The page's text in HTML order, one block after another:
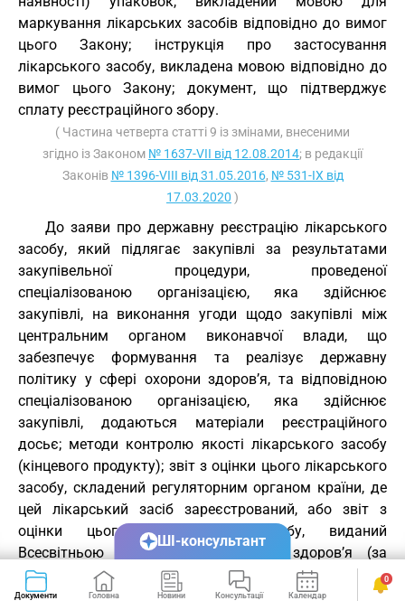
маркування лікарських засобів відповідно до вимог
цього Закону; інструкція про застосування
лікарського засобу, викладена мовою відповідно до
вимог цього Закону; документ, що підтверджує
сплату реєстраційного збору.
( Частина четверта статті 9 із змінами, внесеними
згідно із Законом № 1637-VII від 12.08.2014; в редакції
Законів № 1396-VIII від 31.05.2016, № 531-IX від
17.03.2020 )
До заяви про державну реєстрацію лікарського
засобу, який підлягає закупівлі за результатами
закупівельної процедури, проведеної
спеціалізованою організацією, яка здійснює
закупівлі, на виконання угоди щодо закупівлі між
центральним органом виконавчої влади, що
забезпечує формування та реалізує державну
політику у сфері охорони здоров’я, та відповідною
спеціалізованою організацією, яка здійснює
закупівлі, додаються матеріали реєстраційного
досьє; методи контролю якості лікарського засобу
(кінцевого продукту); звіт з оцінки цього лікарського
засобу, складений регуляторним органом країни, де
цей лікарський засіб зареєстрований, або звіт з
оцінки цього лікарського засобу, виданий
Всесвітньою організацією охорони здоров’я (за
наявності, якщо лікарський засіб прекваліфікований
Всесвітньою організацією охорони здоров’я);
Документи Головна Новини Консультації Календар Сервіси
0
ШІ-консультант